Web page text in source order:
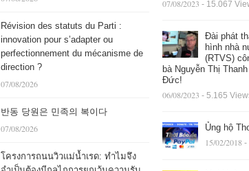
Révision des statuts du Parti :
innovation pour s’adapter ou
perfectionnement du mécanisme de
direction ?
07/08/2026
반동 당원은 민족의 복이다
07/08/2026
โครงการถนนวิวแม่น้ำเรด: ทำไมจึง
07/08/2023 - 15.067
Đài phát
hình nhà
(RTVS)
bà Nguyễn Thị
Đức!
06/08/2023 - 5.165
Ủng hộ
15/02/2018 -